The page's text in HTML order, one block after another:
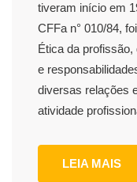
tiveram início em
CFFa n° 010/84,
Ética da
e
diversas relações
atividade
LEIA MAIS